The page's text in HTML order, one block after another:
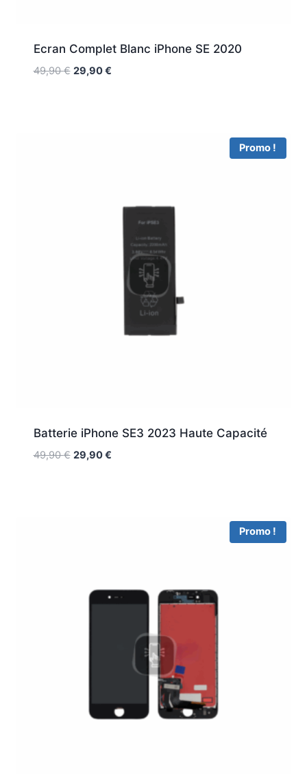
Ecran Complet Blanc iPhone SE 2020
49,90€ 29,90€
Promo !
Batterie iPhone SE3 2023 Haute Capacité
49,90€ 29,90€
Promo !